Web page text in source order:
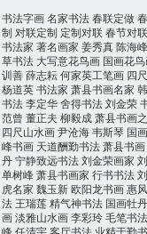
书法字画名家书法春联定做
制 对联定制 定制对联春节对
书法家 著名画家 姜秀真陈海峰
草书法 大写意花鸟画 国画花
训善薛志耘何家英工笔画 四
杨道英书法家 萧县书画名家
书法李定华舍得书法刘金荣
范曾 董正夫 柳毅成萧县书画
四尺山水画尹沧海韦斯琴 国
峰书画 天道酬勤书法萧县书画
丹宁静致远书法刘金荣画家
单树峰萧县书画家 行书书法
虎名家 魏玉新欧阳龙书画惠
法 王瑞莲精气神书法 国画牡
画淡雅山水画李彩玲毛笔书法
峰任清宇客厅书法业精于勤